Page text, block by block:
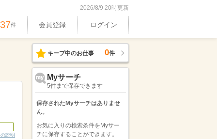
2026/8/9 20時更新
件 会員登録 ログイン
説明
キープ中のお仕事 0件
Myサーチ
5件まで保存できます
保存されたMyサーチはありませ
ん。
お気に入りの検索条件をMyサー
チに保存することができます。